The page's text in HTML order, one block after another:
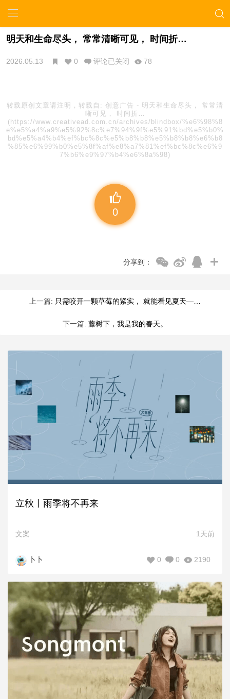
明天和生命尽头， 常常清晰可见， 时间折…
2026.05.13 0 评论已关闭 78
转载原创文章请注明，转载自: 创意广告 - 明天和生命尽头， 常常清
晰可见， 时间折…
(https://www.creativead.com.cn/archives/blindbox/%e6%98%8
e%e5%a4%a9%e5%92%8c%e7%94%9f%e5%91%bd%e5%b0%
bd%e5%a4%b4%ef%bc%8c%e5%b8%b8%e5%b8%b8%e6%b8
%85%e6%99%b0%e5%8f%af%e8%a7%81%ef%bc%8c%e6%9
7%b6%e9%97%b4%e6%8a%98)
0
分享到：
上一篇: 只需咬开一颗草莓的紧实， 就能看见夏天—…
下一篇: 藤树下，我是我的春天。
立秋丨雨季将不再来
文案 1天前
卜卜 2190
0
0